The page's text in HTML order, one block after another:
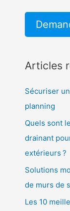
Articles
Sécuriser
planning
Quels sont
drainant
extérieurs ?
Solutions
de murs de
Les 10